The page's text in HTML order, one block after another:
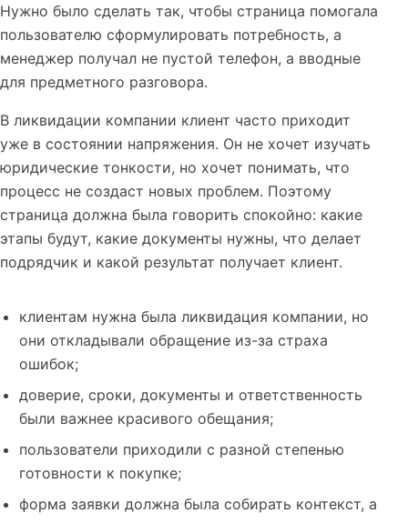
Нужно было сделать так, чтобы страница помогала
пользователю сформулировать потребность, а
менеджер получал не пустой телефон, а вводные
для предметного разговора.
В ликвидации компании клиент часто приходит
уже в состоянии напряжения. Он не хочет изучать
юридические тонкости, но хочет понимать, что
процесс не создаст новых проблем. Поэтому
страница должна была говорить спокойно: какие
этапы будут, какие документы нужны, что делает
подрядчик и какой результат получает клиент.
клиентам нужна была ликвидация компании, но
они откладывали обращение из-за страха
ошибок;
доверие, сроки, документы и ответственность
были важнее красивого обещания;
пользователи приходили с разной степенью
готовности к покупке;
форма заявки должна была собирать контекст, а